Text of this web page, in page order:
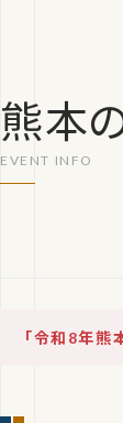
熊本
「令和8年熊